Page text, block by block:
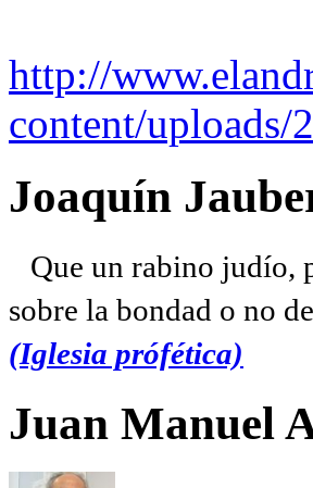
http://
content/
Joaquín
Que un rabino judío,
sobre la bondad o no
(Iglesia prófética)
Juan Manuel